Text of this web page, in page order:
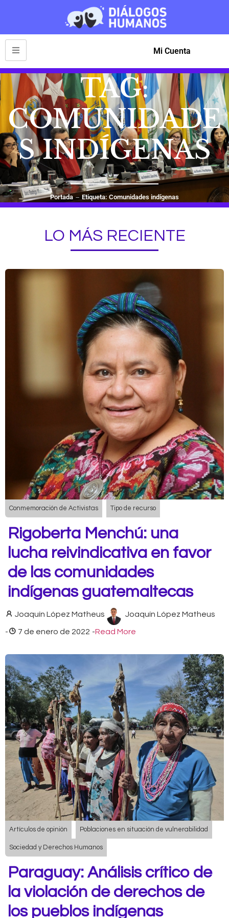
Mi Cuenta
TAG:
COMUNIDADE
S INDÍGENAS
Portada Etiqueta: Comunidades indígenas
LO MÁS RECIENTE
Conmemoración de Activistas Tipo de recurso
Rigoberta Menchú: una
lucha reivindicativa en favor
de las comunidades
indígenas guatemaltecas
Joaquín López Matheus Joaquín López Matheus
- 7 de enero de 2022 -Read More
Artículos de opinión Poblaciones en situación de vulnerabilidad
Sociedad y Derechos Humanos
Paraguay: Análisis crítico de
la violación de derechos de
los pueblos indígenas